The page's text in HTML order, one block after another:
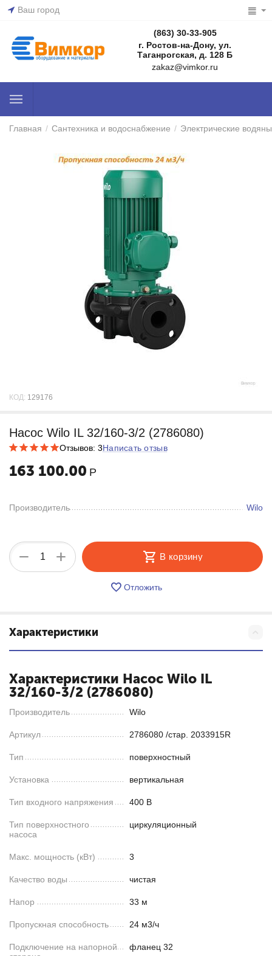
Ваш город
(863) 30-33-905
г. Ростов-на-Дону, ул.
Таганрогская, д. 128 Б
zakaz@vimkor.ru
Главная / Сантехника и водоснабжение / Электрические
КОД: 129176
Насос Wilo IL 32/160-3/2 (2786080)
Отзывов: 3Написать отзыв
163 100.00 Р
Производитель Wilo
+
− В корзину
Отложить
Характеристики
Характеристики Насос Wilo IL
32/160-3/2 (2786080)
Производитель Wilo
Артикул 2786080 /стар. 2033915R
Тип поверхностный
Установка вертикальная
Тип входного напряжения 400 В
Тип поверхностного
насоса
циркуляционный
Макс. мощность (кВт) 3
Качество воды чистая
Напор 33 м
Пропускная способность 24 м3/ч
Подключение на напорной
фланец 32